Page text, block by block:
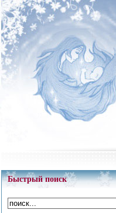
Быстрый поиск